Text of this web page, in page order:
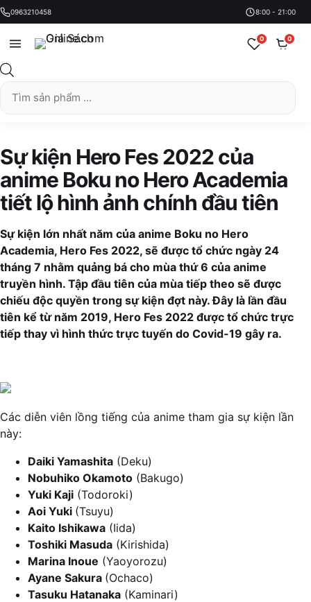
0963210458 8:00 - 21:00
sản
0 0
Sự kiện Hero Fes 2022 của
anime Boku no Hero Academia
tiết lộ hình ảnh chính đầu tiên
Sự kiện lớn nhất năm của anime Boku no Hero
Academia, Hero Fes 2022, sẽ được tổ chức ngày 24
tháng 7 nhằm quảng bá cho mùa thứ 6 của anime
truyền hình. Tập đầu tiên của mùa tiếp theo sẽ được
chiếu độc quyền trong sự kiện đợt này. Đây là lần đầu
tiên kể từ năm 2019, Hero Fes 2022 được tổ chức trực
tiếp thay vì hình thức trực tuyến do Covid-19 gây ra.
Các diễn viên lồng tiếng của anime tham gia sự kiện lần
này:
Daiki Yamashita (Deku)
Nobuhiko Okamoto (Bakugo)
Yuki Kaji (Todoroki)
Aoi Yuki (Tsuyu)
Kaito Ishikawa (Iida)
Toshiki Masuda (Kirishida)
Marina Inoue (Yaoyorozu)
Ayane Sakura (Ochaco)
Tasuku Hatanaka (Kaminari)